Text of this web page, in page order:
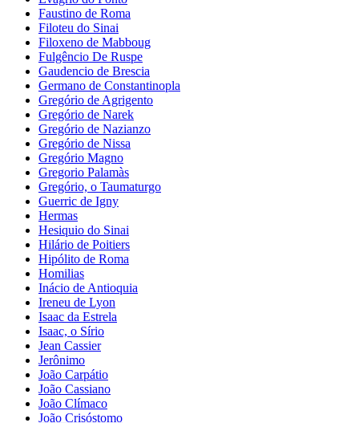
Faustino de Roma
Filoteu do Sinai
Filoxeno de Mabboug
Fulgêncio De Ruspe
Gaudencio de Brescia
Germano de Constantinopla
Gregório de Agrigento
Gregório de Narek
Gregório de Nazianzo
Gregório de Nissa
Gregório Magno
Gregorio Palamàs
Gregório, o Taumaturgo
Guerric de Igny
Hermas
Hesiquio do Sinai
Hilário de Poitiers
Hipólito de Roma
Homilias
Inácio de Antioquia
Ireneu de Lyon
Isaac da Estrela
Isaac, o Sírio
Jean Cassier
Jerônimo
João Carpátio
João Cassiano
João Clímaco
João Crisóstomo